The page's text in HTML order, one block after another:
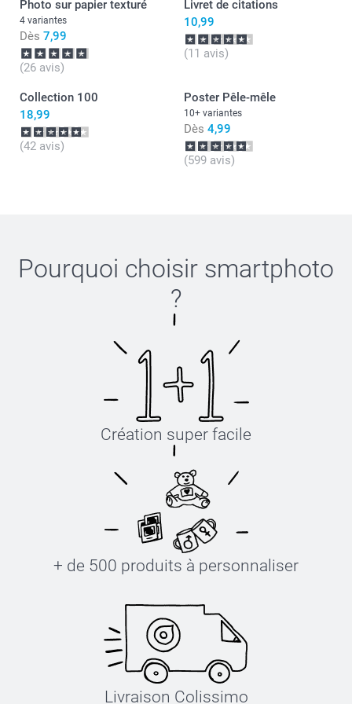
Julie@Smartphoto
Photo sur papier texturé
4 variantes
Dès 7,99
(26 avis)
Livret de citations
10,99
(11 avis)
Collection 100
18,99
(42 avis)
Poster Pêle-mêle
10+ variantes
Dès 4,99
(599 avis)
Pourquoi choisir smartphoto
?
Création super facile
+ de 500 produits à personnaliser
Livraison Colissimo